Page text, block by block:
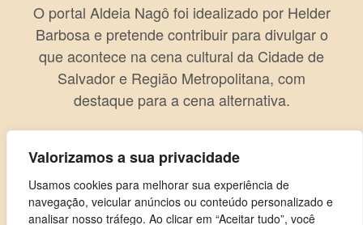
Valorizamos a sua privacidade
Usamos cookies para melhorar sua experiência de
navegação, veicular anúncios ou conteúdo personalizado e
analisar nosso tráfego. Ao clicar em “Aceitar tudo”, você
O portal Aldeia Nagô foi idealizado por Helder
Barbosa e pretende contribuir para divulgar o
que acontece na cena cultural da Cidade de
Salvador e Região Metropolitana, com
destaque para a cena alternativa.